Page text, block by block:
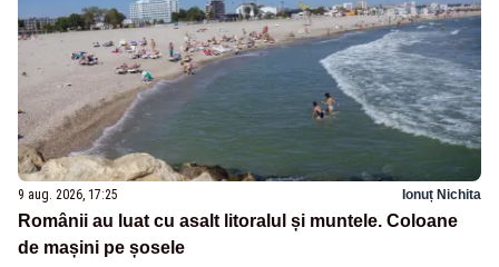
9 aug. 2026, 17:25 Ionuț Nichita
Românii au luat cu asalt litoralul și muntele. Coloane
de mașini pe șosele